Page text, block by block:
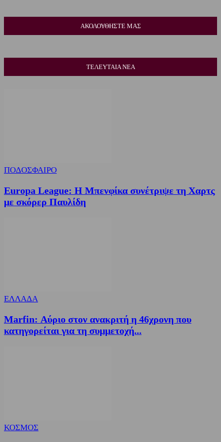
ΑΚΟΛΟΥΘΗΣΤΕ ΜΑΣ
ΤΕΛΕΥΤΑΙΑ ΝΕΑ
ΠΟΔΟΣΦΑΙΡΟ
Europa League: Η Μπενφίκα συνέτριψε τη Χαρτς
με σκόρερ Παυλίδη
ΕΛΛΑΔΑ
Marfin: Αύριο στον ανακριτή η 46χρονη που
κατηγορείται για τη συμμετοχή...
ΚΟΣΜΟΣ